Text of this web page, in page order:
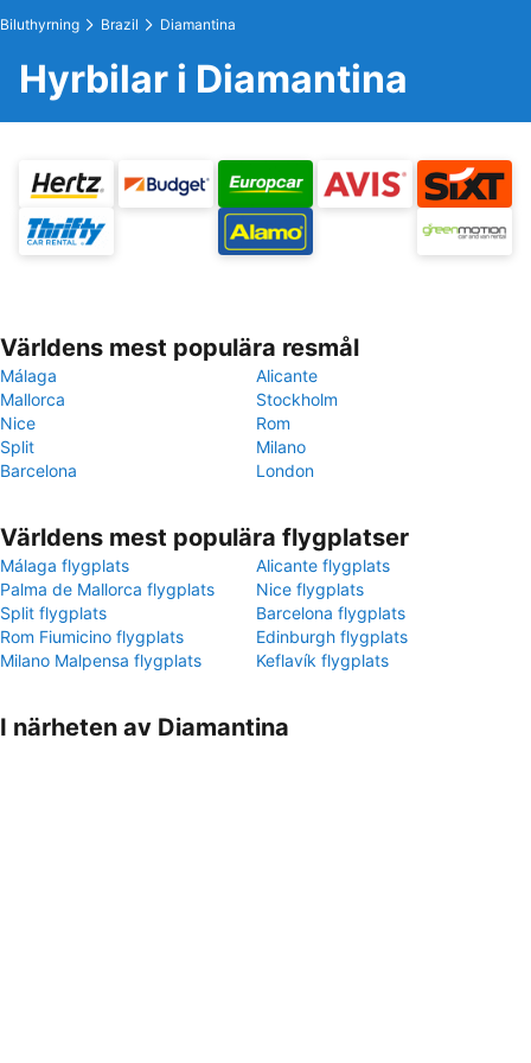
Biluthyrning Brazil Diamantina
Hyrbilar i Diamantina
Världens mest populära resmål
Málaga
Alicante
Mallorca
Stockholm
Nice
Rom
Split
Milano
Barcelona
London
Världens mest populära flygplatser
Málaga flygplats
Alicante flygplats
Palma de Mallorca flygplats
Nice flygplats
Split flygplats
Barcelona flygplats
Rom Fiumicino flygplats
Edinburgh flygplats
Milano Malpensa flygplats
Keflavík flygplats
I närheten av Diamantina